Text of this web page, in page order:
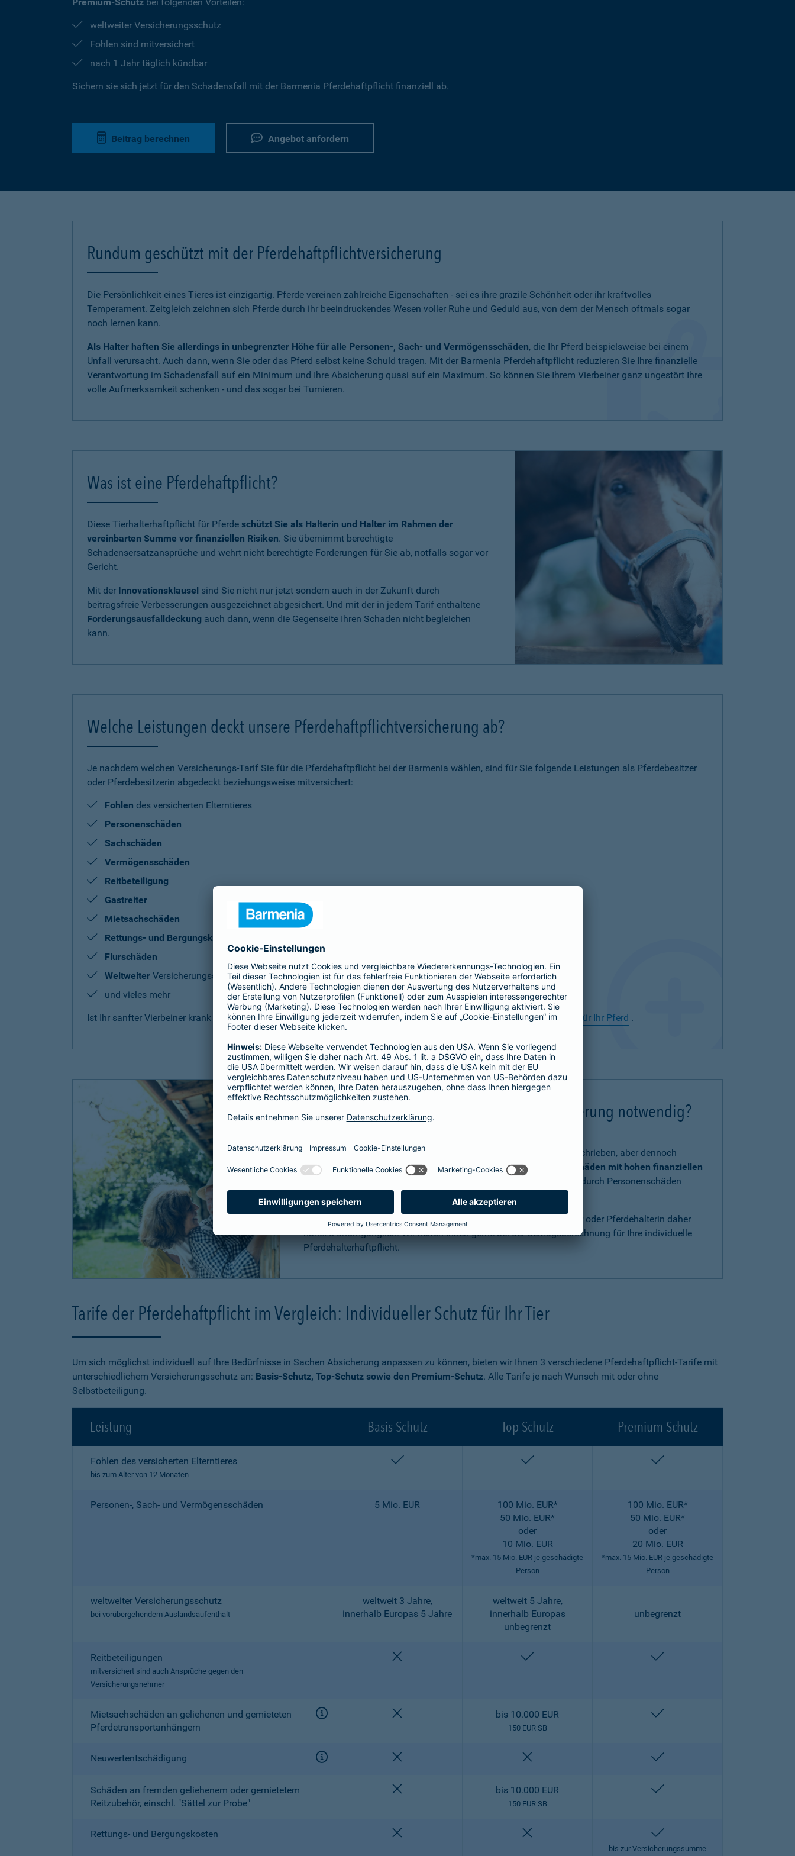
weltweiter Versicherungsschutz
Fohlen sind mitversichert
nach 1 Jahr täglich kündbar
Sichern sie sich jetzt für den Schadensfall mit der Barmenia Pferdehaftpflicht finanziell ab.
Beitrag berechnen Angebot anfordern
Rundum geschützt mit der Pferdehaftpflichtversicherung
Die Persönlichkeit eines Tieres ist einzigartig. Pferde vereinen zahlreiche Eigenschaften - sei es ihre grazile Schönheit oder ihr kraftvolles
Temperament. Zeitgleich zeichnen sich Pferde durch ihr beeindruckendes Wesen voller Ruhe und Geduld aus, von dem der Mensch oftmals sogar
noch lernen kann.
Als Halter haften Sie allerdings in unbegrenzter Höhe für alle Personen-, Sach- und Vermögensschäden, die Ihr Pferd beispielsweise bei einem
Unfall verursacht. Auch dann, wenn Sie oder das Pferd selbst keine Schuld tragen. Mit der Barmenia Pferdehaftpflicht reduzieren Sie Ihre finanzielle
Verantwortung im Schadensfall auf ein Minimum und Ihre Absicherung quasi auf ein Maximum. So können Sie Ihrem Vierbeiner ganz ungestört Ihre
volle Aufmerksamkeit schenken - und das sogar bei Turnieren.
Was ist eine Pferdehaftpflicht?
Diese Tierhalterhaftpflicht für Pferde schützt Sie als Halterin und Halter im Rahmen der
vereinbarten Summe vor finanziellen Risiken. Sie übernimmt berechtigte
Schadensersatzansprüche und wehrt nicht berechtigte Forderungen für Sie ab, notfalls sogar vor
Gericht.
Mit der Innovationsklausel sind Sie nicht nur jetzt sondern auch in der Zukunft durch
beitragsfreie Verbesserungen ausgezeichnet abgesichert. Und mit der in jedem Tarif enthaltene
Forderungsausfalldeckung auch dann, wenn die Gegenseite Ihren Schaden nicht begleichen
kann.
Welche Leistungen deckt unsere Pferdehaftpflichtversicherung ab?
Je nachdem welchen Versicherungs-Tarif Sie für die Pferdehaftpflicht bei der Barmenia wählen, sind für Sie folgende Leistungen als Pferdebesitzer
oder Pferdebesitzerin abgedeckt beziehungsweise mitversichert:
Fohlen des versicherten Elterntieres
Personenschäden
Sachschäden
Vermögensschäden
Reitbeteiligung
Gastreiter
Mietsachschäden
Rettungs- und Bergungskosten
Flurschäden
Weltweiter Versicherungsschutz
und vieles mehr
Ist Ihr sanfter Vierbeiner krank oder benötigt eine Operation? Zu unseren Leistungen gehört auch eineOP Versicherung für Ihr Pferd .
Für welche Pferde ist eine Haftpflichtversicherung notwendig?
Zwar ist eine Pferdehaftpflichtversicherung nicht gesetzlich vorgeschrieben, aber dennoch
äußerst sinnvoll. Pferde können aufgrund Ihrer Statur und Kraft
Schäden mit hohen finanziellen
verursachen. Schadenersatzansprüche, verursacht durch Personenschäden
Millionenhöhe
Eine Haftpflichtversicherung für Ihr Pferd ist für Sie als Pferdehalter oder Pferdehalterin daher
nahezu unumgänglich. Wir helfen Ihnen gerne bei der Beitragsberechnung für Ihre individuelle
Pferdehalterhaftpflicht.
Tarife der Pferdehaftpflicht im Vergleich: Individueller Schutz für Ihr Tier
Um sich möglichst individuell auf Ihre Bedürfnisse in Sachen Absicherung anpassen zu können, bieten wir Ihnen 3 verschiedene Pferdehaftpflicht-Tarife mit
unterschiedlichem Versicherungsschutz an: Basis-Schutz, Top-Schutz sowie den Premium-Schutz. Alle Tarife je nach Wunsch mit oder ohne
Selbstbeteiligung.
Leistung Basis-Schutz Top-Schutz Premium-Schutz
Fohlen des versicherten Elterntieres
bis zum Alter von 12 Monaten
enthalten enthalten enthalten
Personen-, Sach- und Vermögensschäden 5 Mio. EUR
100 Mio. EUR*
50 Mio. EUR*
oder
10 Mio. EUR
*max. 15 Mio. EUR je geschädigte
Person
100 Mio. EUR*
50 Mio. EUR*
oder
20 Mio. EUR
*max. 15 Mio. EUR je geschädigte
Person
weltweiter Versicherungsschutz
bei vorübergehendem Auslandsaufenthalt
weltweit 3 Jahre,
innerhalb Europas 5 Jahre
weltweit 5 Jahre,
innerhalb Europas
unbegrenzt
unbegrenzt
Reitbeteiligungen
mitversichert sind auch Ansprüche gegen den
Versicherungsnehmer
enthalten enthalten
Mietsachschäden an geliehenen und gemieteten
Pferdetransportanhängern
bis 10.000 EUR
150 EUR SB
enthalten
Neuwertentschädigung enthalten
Schäden an fremden geliehenem oder gemietetem
Reitzubehör, einschl. "Sättel zur Probe"
bis 10.000 EUR
150 EUR SB
enthalten
Rettungs- und Bergungskosten enthalten
bis zur Versicherungssumme